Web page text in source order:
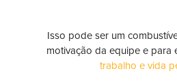
Isso pode ser um
motivação da equipe e para
trabalho e vida